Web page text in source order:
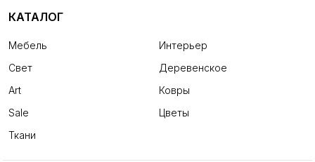
КАТАЛОГ
Мебель
Интерьер
Свет
Деревенское
Art
Ковры
Sale
Цветы
Ткани